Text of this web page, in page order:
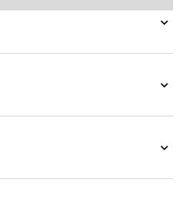
mette in risalto la
con una costruzione in